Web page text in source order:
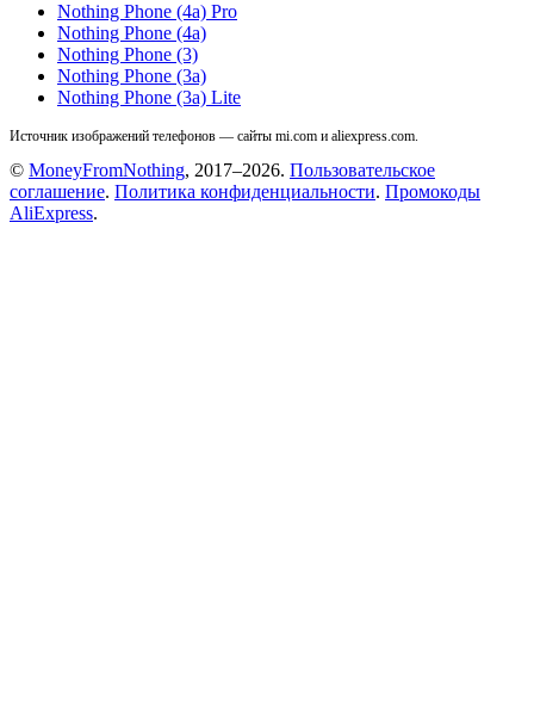
Nothing Phone (4a) Pro
Nothing Phone (4a)
Nothing Phone (3)
Nothing Phone (3a)
Nothing Phone (3a) Lite
Источник изображений телефонов — сайты mi.com и aliexpress.com.
© MoneyFromNothing, 2017–2026. Пользовательское
соглашение. Политика конфиденциальности. Промокоды
AliExpress.